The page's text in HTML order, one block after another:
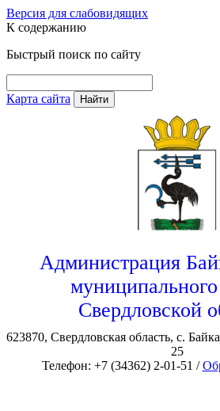
Версия для слабовидящих
К содержанию
Быстрый поиск по сайту
Карта сайта Найти
Администрация
Свердловской
623870, Свердловская область, с.
25
Телефон: +7 (34362) 2-01-51 /